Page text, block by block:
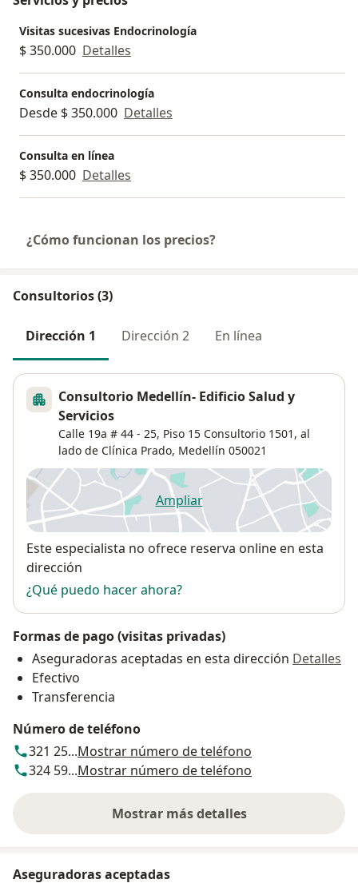
Visitas sucesivas Endocrinología
$ 350.000 Detalles
Consulta endocrinología
Desde $ 350.000 Detalles
Consulta en línea
$ 350.000 Detalles
¿Cómo funcionan los precios?
Consultorios (3)
Dirección 1 Dirección 2 En línea
Consultorio Medellín- Edificio Salud y
Servicios
Calle 19a # 44 - 25, Piso 15 Consultorio 1501, al
lado de Clínica Prado, Medellín 050021
Ampliarse abre en una nueva
Disponibilidad
Este especialista no ofrece reserva online en esta
dirección
¿Qué puedo hacer ahora?
Formas de pago (visitas privadas)
Aseguradoras aceptadas en esta dirección Detalles
Efectivo
Transferencia
Número de teléfono
321 25...Mostrar número de teléfono
324 59...Mostrar número de teléfono
Mostrar más detalles
sobre la dirección
Aseguradoras aceptadas